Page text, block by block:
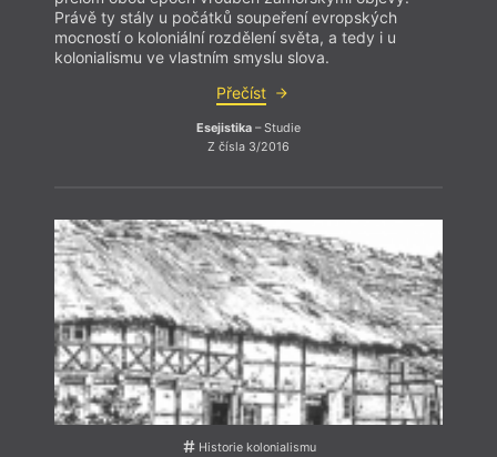
Právě ty stály u počátků soupeření evropských
mocností o koloniální rozdělení světa, a tedy i u
kolonialismu ve vlastním smyslu slova.
Přečíst
Esejistika – Studie
Z čísla 3/2016
Historie kolonialismu